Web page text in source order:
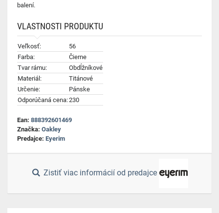
balení.
VLASTNOSTI PRODUKTU
Veľkosť:
56
Farba:
Čierne
Tvar rámu:
Obdĺžníkové
Materiál:
Titánové
Určenie:
Pánske
Odporúčaná cena:230
Ean: 888392601469
Značka: Oakley
Predajce: Eyerim
Zistiť viac informácií od predajce